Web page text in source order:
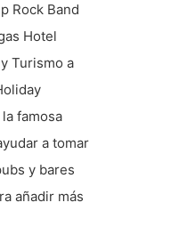
hacer eso. Hay
Rock Band
Hotel
Turismo a
famosa
Holidaya tomar
y bares
añadir más